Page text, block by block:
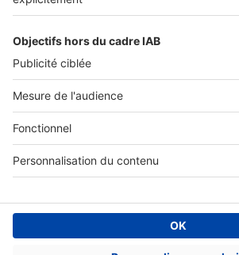
Politique Générale de Protection des
Charte éditeur
Paramétrer mes cookies
Digital Classifieds France SAS © 2024 - all